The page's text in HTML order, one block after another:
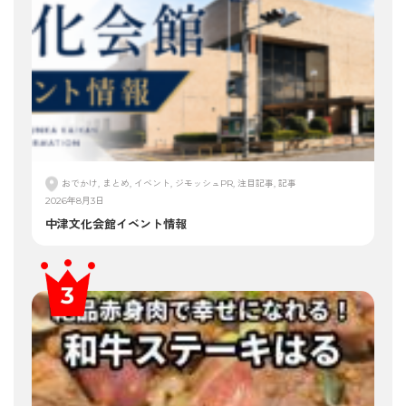
おでかけ, まとめ, イベント, ジモッシュPR, 注目記事, 記事
2026年8月3日
中津文化会館イベント情報